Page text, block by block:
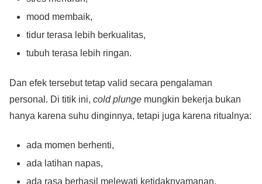
mood membaik,
tidur terasa lebih berkualitas,
tubuh terasa lebih ringan.
Dan efek tersebut tetap valid secara pengalaman
personal. Di titik ini, cold plunge mungkin bekerja bukan
hanya karena suhu dinginnya, tetapi juga karena ritualnya:
ada momen berhenti,
ada latihan napas,
ada rasa berhasil melewati ketidaknyamanan,